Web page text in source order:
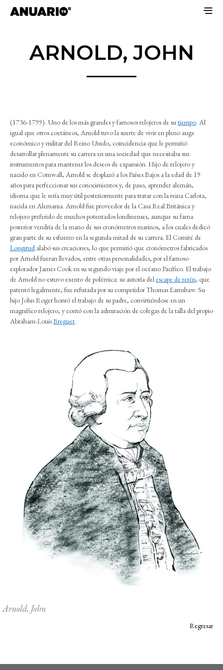
ARNOLD, JOHN
(1736-1799). Uno de los más grandes y famosos relojeros de sutiempo. Al
igual que otros coetáneos, Arnold tuvo la suerte de vivir en pleno auge
económico y militar del Reino Unido, coincidencia que le permitió
desarrollar plenamente su carrera en una sociedad que necesitaba sus
instrumentos para mantener los deseos de expansión. Hijo de relojero y
nacido en Cornwall, Arnold se desplazó a los Países Bajos a la edad de 19
años para perfeccionar sus conocimientos y, de paso, aprender alemán,
idioma que le sería muy útil posteriormente para tratar con la reina Carlota,
nacida en Alemania. Arnold fue proveedor de la Casa Real Británica y
relojero preferido de muchos potentados londinenses, aunque su fama
posterior vendría de la mano de sus cronómetros marinos, a los cuales dedicó
gran parte de su esfuerzo en la segunda mitad de su carrera. El Comité de
Longitud alabó sus creaciones, lo que permitió que cronómetros fabricados
por Arnold fueran llevados, entre otras personalidades, por el famoso
explorador James Cook en su segundo viaje por el océano Pacífico. El trabajo
de Arnold no estuvo exento de polémica: su autoría del escape de retén, que
patentó legalmente, fue refutada por su competidor Thomas Earnshaw. Su
hijo John Roger honró el trabajo de su padre, convirtiéndose en un
magnífico relojero, y contó con la admiración de colegas de la talla del propio
Abraham-LouisBreguet.
Arnold, John
Regresar